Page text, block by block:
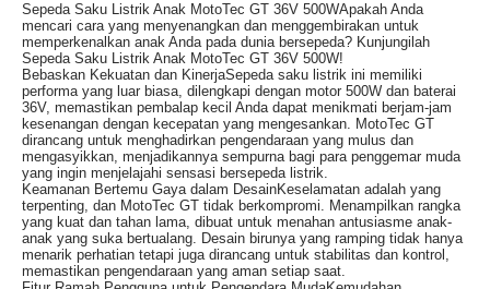
Sepeda Saku Listrik Anak MotoTec GT 36V 500WApakah Anda
mencari cara yang menyenangkan dan menggembirakan untuk
memperkenalkan anak Anda pada dunia bersepeda? Kunjungilah
Sepeda Saku Listrik Anak MotoTec GT 36V 500W!
Bebaskan Kekuatan dan KinerjaSepeda saku listrik ini memiliki
performa yang luar biasa, dilengkapi dengan motor 500W dan baterai
36V, memastikan pembalap kecil Anda dapat menikmati berjam-jam
kesenangan dengan kecepatan yang mengesankan. MotoTec GT
dirancang untuk menghadirkan pengendaraan yang mulus dan
mengasyikkan, menjadikannya sempurna bagi para penggemar muda
yang ingin menjelajahi sensasi bersepeda listrik.
Keamanan Bertemu Gaya dalam DesainKeselamatan adalah yang
terpenting, dan MotoTec GT tidak berkompromi. Menampilkan rangka
yang kuat dan tahan lama, dibuat untuk menahan antusiasme anak-
anak yang suka bertualang. Desain birunya yang ramping tidak hanya
menarik perhatian tetapi juga dirancang untuk stabilitas dan kontrol,
memastikan pengendaraan yang aman setiap saat.